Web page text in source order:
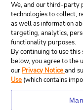
We, and our third-party
technologies to collect,
as well as information
targeting, analytics,
functionality purposes.
By continuing to use
below, you agree to the
our Privacy Noticeand
Use (which contains